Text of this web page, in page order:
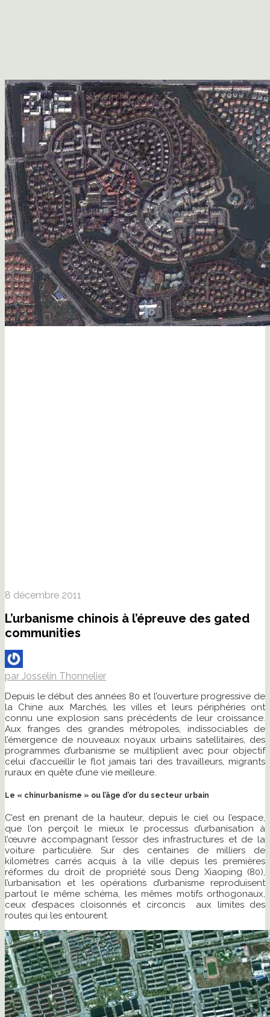
8 décembre 2011
L’urbanisme chinois à l’épreuve des gated
communities
par Josselin Thonnelier
Depuis le début des années 80 et l’ouverture progressive de
la Chine aux Marchés, les villes et leurs périphéries ont
connu une explosion sans précédents de leur croissance.
Aux franges des grandes métropoles, indissociables de
l’émergence de nouveaux noyaux urbains satellitaires, des
programmes d’urbanisme se multiplient avec pour objectif
celui d’accueillir le flot jamais tari des travailleurs, migrants
ruraux en quête d’une vie meilleure.
Le « chinurbanisme » ou l’âge d’or du secteur urbain
C’est en prenant de la hauteur, depuis le ciel ou l’espace,
que l’on perçoit le mieux le processus d’urbanisation à
l’œuvre accompagnant l’essor des infrastructures et de la
voiture particulière. Sur des centaines de milliers de
kilomètres carrés acquis à la ville depuis les premières
réformes du droit de propriété sous Deng Xiaoping (80),
l’urbanisation et les opérations d’urbanisme reproduisent
partout le même schéma, les mêmes motifs orthogonaux,
ceux d’espaces cloisonnés et circoncis aux limites des
routes qui les entourent.